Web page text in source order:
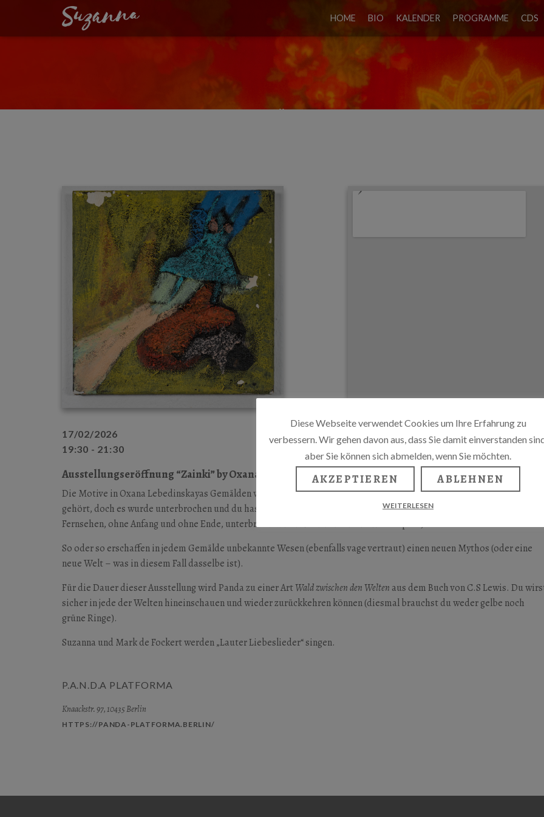
HOME BIO KALENDER PROGRAMME CDS
17/02/2026
19:30 - 21:30
Ausstellungseröffnung “Zainki” by Oxana Lebedinskaya
Die Motive in Oxana Lebedinskayas Gemälden wirken vage vertraut. Vielleicht hast du dieses Märchen als Kind
gehört, doch es wurde unterbrochen und du hast den Rest vergessen (oder vielleicht war es ein Zeichentrickfilm im
Fernsehen, ohne Anfang und ohne Ende, unterbrochen von Nachrichten und Werbespots).
So oder so erschaffen in jedem Gemälde unbekannte Wesen (ebenfalls vage vertraut) einen neuen Mythos (oder eine
neue Welt – was in diesem Fall dasselbe ist).
Für die Dauer dieser Ausstellung wird Panda zu einer ArtWald zwischen den Welten aus dem Buch von C.S Lewis. Du
sicher in jede der Welten hineinschauen und wieder zurückkehren können (diesmal brauchst du weder gelbe noch
grüne Ringe).
Suzanna und Mark de Fockert werden „Lauter Liebeslieder“ singen.
P.A.N.D.A PLATFORMA
Knaackstr. 97, 10435 Berlin
HTTPS://PANDA-PLATFORMA.BERLIN/
Diese Webseite verwendet Cookies um Ihre Erfahrung zu
verbessern. Wir gehen davon aus, dass Sie damit einverstanden
aber Sie können sich abmelden, wenn Sie möchten.
AKZEPTIEREN ABLEHNEN
WEITERLESEN